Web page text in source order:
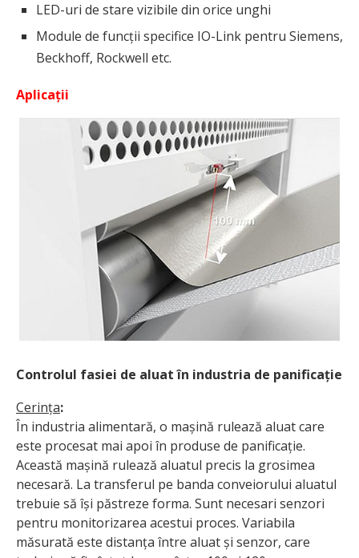
LED-uri de stare vizibile din orice unghi
Module de funcții specifice IO-Link pentru Siemens,
Beckhoff, Rockwell etc.
Aplicații
Controlul fasiei de aluat în industria de panificație
Cerința:
În industria alimentară, o mașină rulează aluat care
este procesat mai apoi în produse de panificație.
Această mașină rulează aluatul precis la grosimea
necesară. La transferul pe banda conveiorului aluatul
trebuie să își păstreze forma. Sunt necesari senzori
pentru monitorizarea acestui proces. Variabila
măsurată este distanța între aluat și senzor, care